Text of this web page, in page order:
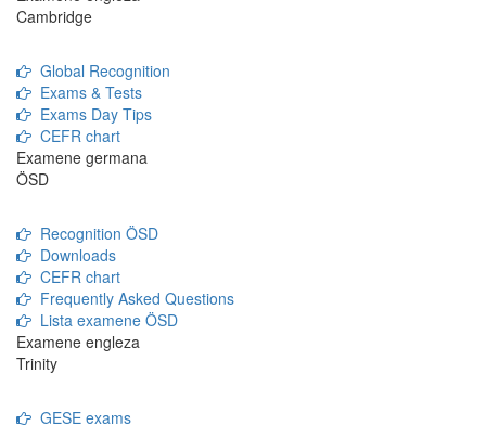
Cambridge
Global Recognition
Exams & Tests
Exams Day Tips
CEFR chart
Examene germana
ÖSD
Recognition ÖSD
Downloads
CEFR chart
Frequently Asked Questions
Lista examene ÖSD
Examene engleza
Trinity
GESE exams